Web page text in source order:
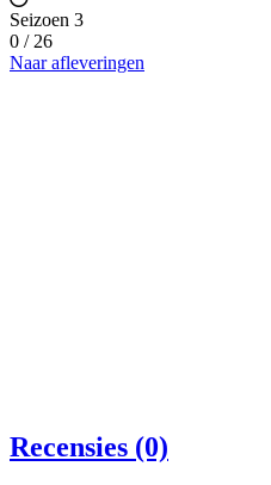
Seizoen 3
0 / 26
Naar afleveringen
Recensies (0)